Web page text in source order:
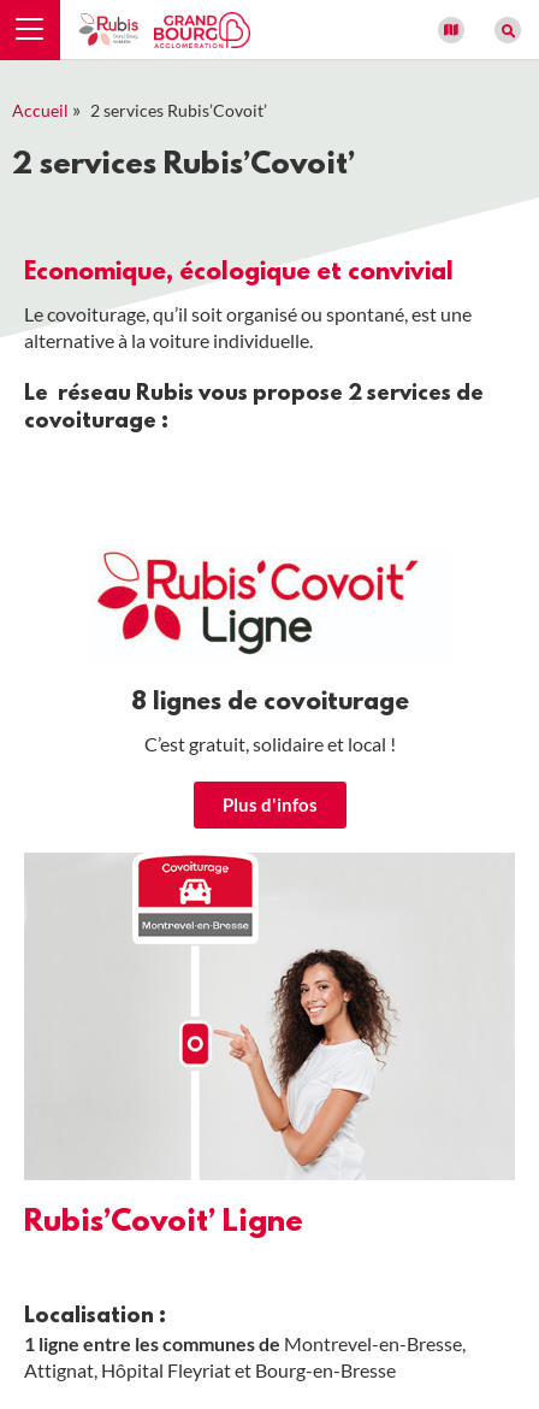
Accueil » 2 services Rubis’Covoit’
2 services Rubis’Covoit’
Economique, écologique et convivial
Le covoiturage, qu’il soit organisé ou spontané, est une
alternative à la voiture individuelle.
Le réseau Rubis vous propose 2 services de
covoiturage :
8 lignes de covoiturage
C’est gratuit, solidaire et local !
Plus d'infos
Rubis’Covoit’ Ligne
Localisation :
1 ligne entre les communes de Montrevel-en-Bresse,
Attignat, Hôpital Fleyriat et Bourg-en-Bresse
Panneau de gestion des cookies